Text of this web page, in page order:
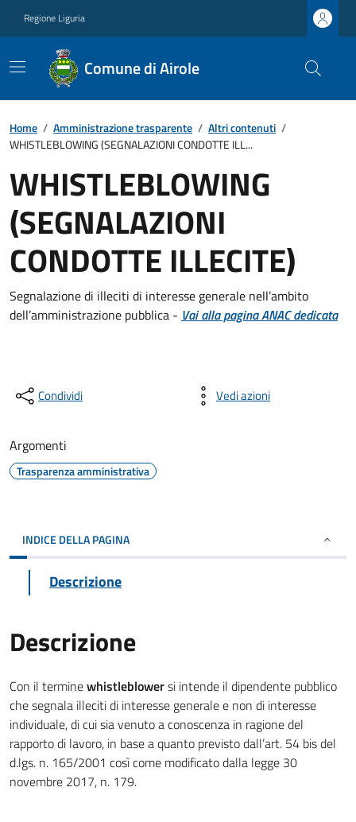
Regione Liguria
Comune di Airole
Home / Amministrazione trasparente / Altri contenuti /
WHISTLEBLOWING (SEGNALAZIONI CONDOTTE ILL...
WHISTLEBLOWING
(SEGNALAZIONI
CONDOTTE ILLECITE)
Segnalazione di illeciti di interesse generale nell’ambito
dell’amministrazione pubblica - Vai alla pagina ANAC dedicata
Condividi Vedi azioni
Argomenti
Trasparenza amministrativa
INDICE DELLA PAGINA
Descrizione
Descrizione
Con il terminewhistleblowersi intende il dipendente pubblico
che segnala illeciti di interesse generale e non di interesse
individuale, di cui sia venuto a conoscenza in ragione del
rapporto di lavoro, in base a quanto previsto dall’art. 54 bis del
d.lgs. n. 165/2001 così come modificato dalla legge 30
novembre 2017, n. 179.